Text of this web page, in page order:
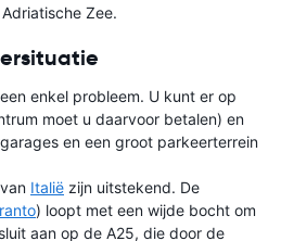
Zee.
enkel probleem. U kunt er op
moet u daarvoor betalen) en
en een groot parkeerterrein
Italië zijn uitstekend. De
) loopt met een wijde bocht om
aan op de A25, die door de